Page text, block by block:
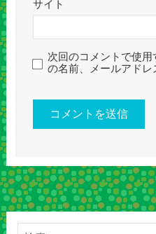
サイト
次回のコメントで使
の名前、メールアドレ